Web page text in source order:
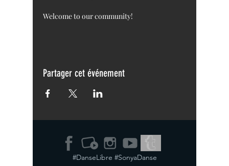
Welcome to our community!
Partager cet événement
#DanseLibre #SonyaDanse